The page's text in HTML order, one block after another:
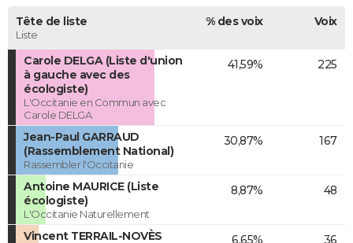
Tête de liste
Liste
% des voix Voix
Carole DELGA (Liste d'union
à gauche avec des
écologiste)
L'Occitanie en Commun avec
Carole DELGA
41,59% 225
Jean-Paul GARRAUD
(Rassemblement National)
Rassembler l'Occitanie
30,87% 167
Antoine MAURICE (Liste
écologiste)
L'Occitanie Naturellement
8,87% 48
Vincent TERRAIL-NOVÈS
6,65% 36